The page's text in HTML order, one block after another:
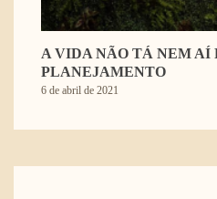
A VIDA NÃO TÁ NEM AÍ
PLANEJAMENTO
6 de abril de 2021